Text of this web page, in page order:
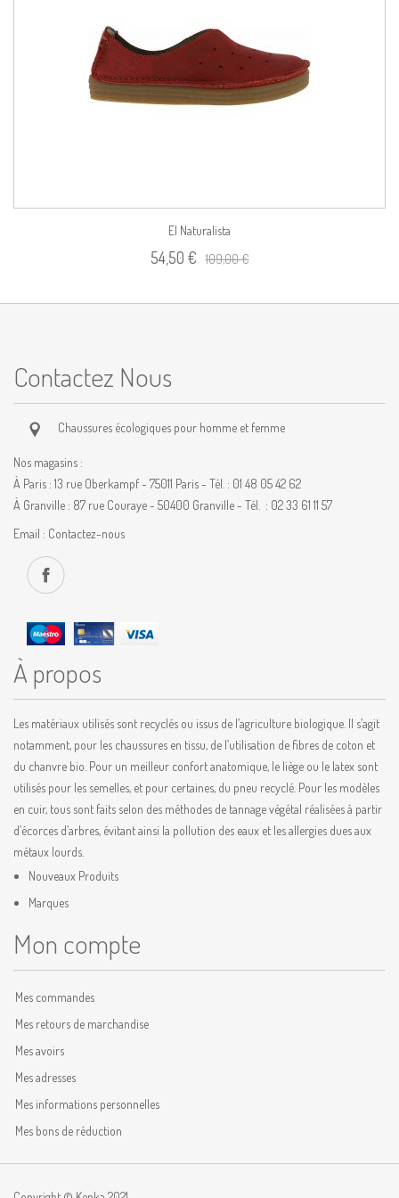
El Naturalista
54,50 € 109,00 €
Contactez Nous
Chaussures écologiques pour homme et femme
Nos magasins :
À Paris : 13 rue Oberkampf - 75011 Paris - Tél. : 01 48 05 42 62
À Granville : 87 rue Couraye - 50400 Granville - Tél. : 02 33 61 11 57
Email : Contactez-nous
À propos
Les matériaux utilisés sont recyclés ou issus de l’agriculture biologique. Il s’agit
notamment, pour les chaussures en tissu, de l’utilisation de fibres de coton et
du chanvre bio. Pour un meilleur confort anatomique, le liège ou le latex sont
utilisés pour les semelles, et pour certaines, du pneu recyclé. Pour les modèles
en cuir, tous sont faits selon des méthodes de tannage végétal réalisées à partir
d’écorces d’arbres, évitant ainsi la pollution des eaux et les allergies dues aux
métaux lourds.
Nouveaux Produits
Marques
Mon compte
Mes commandes
Mes retours de marchandise
Mes avoirs
Mes adresses
Mes informations personnelles
Mes bons de réduction